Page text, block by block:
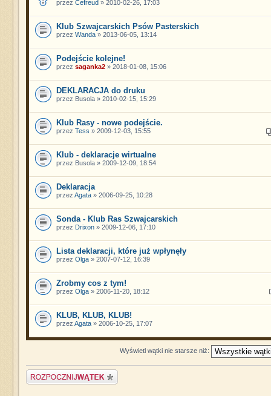
przez Cefreud» 2010-02-26, 17:03
Klub Szwajcarskich Psów Pasterskich
przez Wanda» 2013-06-05, 13:14
Podejście kolejne!
przez saganka2» 2018-01-08, 15:06
DEKLARACJA do druku
przez Busola » 2010-02-15, 15:29
Klub Rasy - nowe podejście.
przez Tess » 2009-12-03, 15:55
Klub - deklaracje wirtualne
przez Busola » 2009-12-09, 18:54
Deklaracja
przez Agata» 2006-09-25, 10:28
Sonda - Klub Ras Szwajcarskich
przez Drixon» 2009-12-06, 17:10
Lista deklaracji, które już wpłynęły
przez Olga» 2007-07-12, 16:39
Zrobmy cos z tym!
przez Olga» 2006-11-20, 18:12
KLUB, KLUB, KLUB!
przez Agata» 2006-10-25, 17:07
Wyświetl wątki nie starsze niż:
Napisz wątek